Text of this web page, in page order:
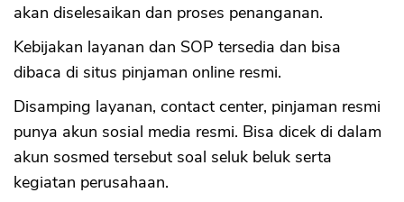
akan diselesaikan dan proses penanganan.
Kebijakan layanan dan SOP tersedia dan bisa
dibaca di situs pinjaman online resmi.
Disamping layanan, contact center, pinjaman resmi
punya akun sosial media resmi. Bisa dicek di dalam
akun sosmed tersebut soal seluk beluk serta
kegiatan perusahaan.